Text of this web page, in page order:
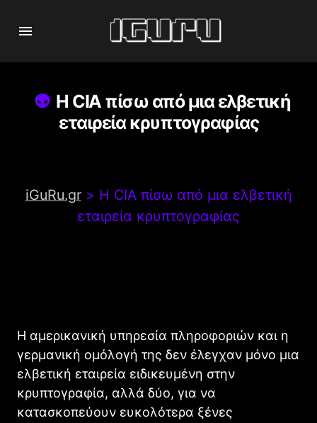
Η CIA πίσω από μια ελβετική
εταιρεία κρυπτογραφίας
iGuRu.gr> Η CIA πίσω από μια ελβετική
εταιρεία κρυπτογραφίας
Η αμερικανική υπηρεσία πληροφοριών και η
γερμανική ομόλογή της δεν έλεγχαν μόνο μια
ελβετική εταιρεία ειδικευμένη στην
κρυπτογραφία, αλλά δύο, για να
κατασκοπεύουν ευκολότερα ξένες